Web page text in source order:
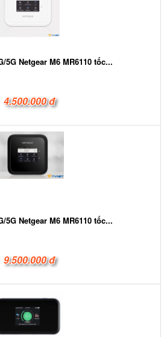
5G Netgear M6 MR6110 tốc...
4.500.000 đ
5G Netgear M6 MR6110 tốc...
9.500.000 đ